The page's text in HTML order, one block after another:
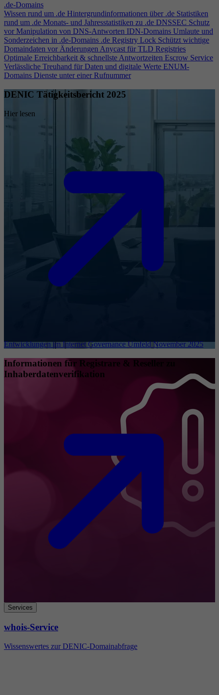
.de-Domains
Wissen rund um .de Hintergrundinformationen über .de Statistiken
rund um .de Monats- und Jahresstatistiken zu .de DNSSEC Schutz
vor Manipulation von DNS-Antworten IDN-Domains Umlaute und
Sonderzeichen in .de-Domains .de Registry Lock Schützt wichtige
Domaindaten vor ÄnderungenAnycast für TLD Registries
Optimale Erreichbarkeit & schnellste Antwortzeiten Escrow Service
Verlässliche Treuhand für Daten und digitale Werte ENUM-
Domains Dienste unter einer Rufnummer
DENIC Tätigkeitsbericht 2025
Hier lesen
Entwicklungen im Internet Governance Umfeld November 2025
Informationen für Registrare & Reseller zu
Inhaberdatenverifikation
Services
whois-Service
Wissenswertes zur DENIC-Domainabfrage